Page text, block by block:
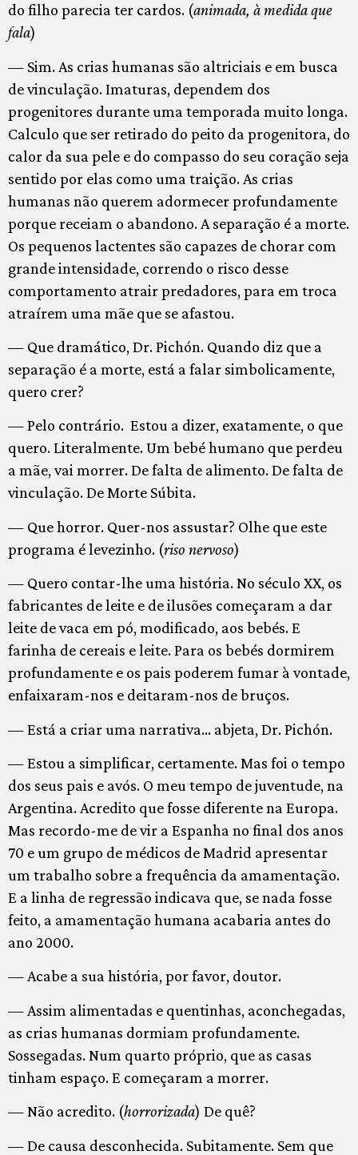
do filho parecia ter cardos. (animada, à medida que
fala)
— Sim. As crias humanas são altriciais e em busca
de vinculação. Imaturas, dependem dos
progenitores durante uma temporada muito longa.
Calculo que ser retirado do peito da progenitora, do
calor da sua pele e do compasso do seu coração seja
sentido por elas como uma traição. As crias
humanas não querem adormecer profundamente
porque receiam o abandono. A separação é a morte.
Os pequenos lactentes são capazes de chorar com
grande intensidade, correndo o risco desse
comportamento atrair predadores, para em troca
atraírem uma mãe que se afastou.
— Que dramático, Dr. Pichón. Quando diz que a
separação é a morte, está a falar simbolicamente,
quero crer?
— Pelo contrário. Estou a dizer, exatamente, o que
quero. Literalmente. Um bebé humano que perdeu
a mãe, vai morrer. De falta de alimento. De falta de
vinculação. De Morte Súbita.
— Que horror. Quer-nos assustar? Olhe que este
programa é levezinho. (riso nervoso)
— Quero contar-lhe uma história. No século XX, os
fabricantes de leite e de ilusões começaram a dar
leite de vaca em pó, modificado, aos bebés. E
farinha de cereais e leite. Para os bebés dormirem
profundamente e os pais poderem fumar à vontade,
enfaixaram-nos e deitaram-nos de bruços.
— Está a criar uma narrativa… abjeta, Dr. Pichón.
— Estou a simplificar, certamente. Mas foi o tempo
dos seus pais e avós. O meu tempo de juventude, na
Argentina. Acredito que fosse diferente na Europa.
Mas recordo-me de vir a Espanha no final dos anos
70 e um grupo de médicos de Madrid apresentar
um trabalho sobre a frequência da amamentação.
E a linha de regressão indicava que, se nada fosse
feito, a amamentação humana acabaria antes do
ano 2000.
— Acabe a sua história, por favor, doutor.
— Assim alimentadas e quentinhas, aconchegadas,
as crias humanas dormiam profundamente.
Sossegadas. Num quarto próprio, que as casas
tinham espaço. E começaram a morrer.
— Não acredito. (horrorizada) De quê?
— De causa desconhecida. Subitamente. Sem que